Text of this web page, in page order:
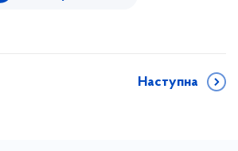
Наступна